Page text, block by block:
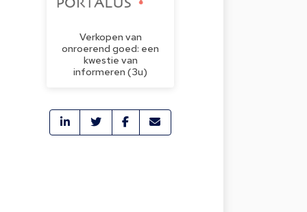
Verkopen van
onroerend goed: een
kwestie van
informeren (3u)